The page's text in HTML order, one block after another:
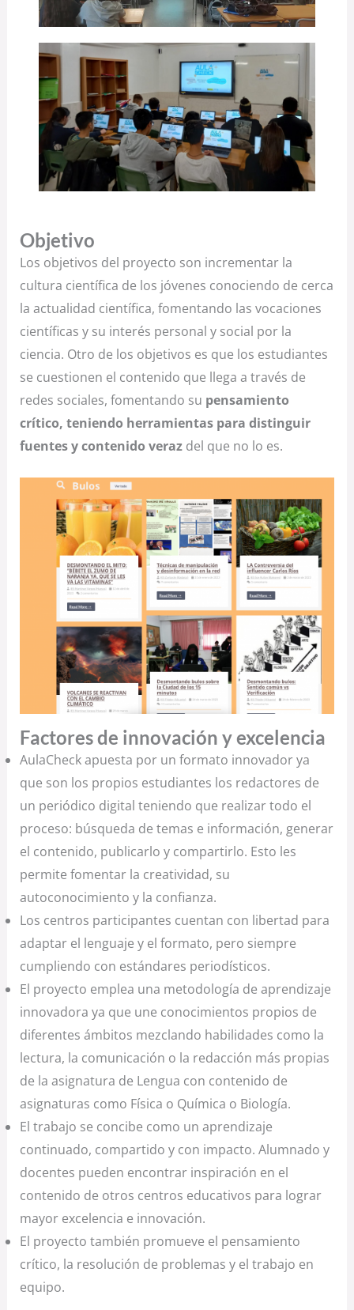
Objetivo
Los objetivos del proyecto son incrementar la
cultura científica de los jóvenes conociendo de cerca
la actualidad científica, fomentando las vocaciones
científicas y su interés personal y social por la
ciencia. Otro de los objetivos es que los estudiantes
se cuestionen el contenido que llega a través de
redes sociales, fomentando su pensamiento
crítico, teniendo herramientas para distinguir
fuentes y contenido veraz del que no lo es.
Factores de innovación y excelencia
AulaCheck apuesta por un formato innovador ya
que son los propios estudiantes los redactores de
un periódico digital teniendo que realizar todo el
proceso: búsqueda de temas e información, generar
el contenido, publicarlo y compartirlo. Esto les
permite fomentar la creatividad, su
autoconocimiento y la confianza.
Los centros participantes cuentan con libertad para
adaptar el lenguaje y el formato, pero siempre
cumpliendo con estándares periodísticos.
El proyecto emplea una metodología de aprendizaje
innovadora ya que une conocimientos propios de
diferentes ámbitos mezclando habilidades como la
lectura, la comunicación o la redacción más propias
de la asignatura de Lengua con contenido de
asignaturas como Física o Química o Biología.
El trabajo se concibe como un aprendizaje
continuado, compartido y con impacto. Alumnado y
docentes pueden encontrar inspiración en el
contenido de otros centros educativos para lograr
mayor excelencia e innovación.
El proyecto también promueve el pensamiento
crítico, la resolución de problemas y el trabajo en
equipo.